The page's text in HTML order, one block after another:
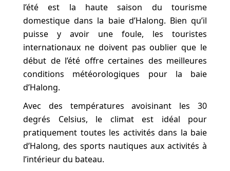
l’été est la haute saison du tourisme
domestique dans la baie d’Halong. Bien qu’il
puisse y avoir une foule, les touristes
internationaux ne doivent pas oublier que le
début de l’été offre certaines des meilleures
conditions météorologiques pour la baie
d’Halong.
Avec des températures avoisinant les 30
degrés Celsius, le climat est idéal pour
pratiquement toutes les activités dans la baie
d’Halong, des sports nautiques aux activités à
l’intérieur du bateau.